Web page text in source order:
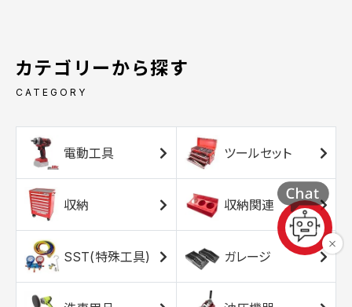
カテゴリーから探す
CATEGORY
電動工具 ツールセット
収納 収納関連
SST(特殊工具) ガレージ